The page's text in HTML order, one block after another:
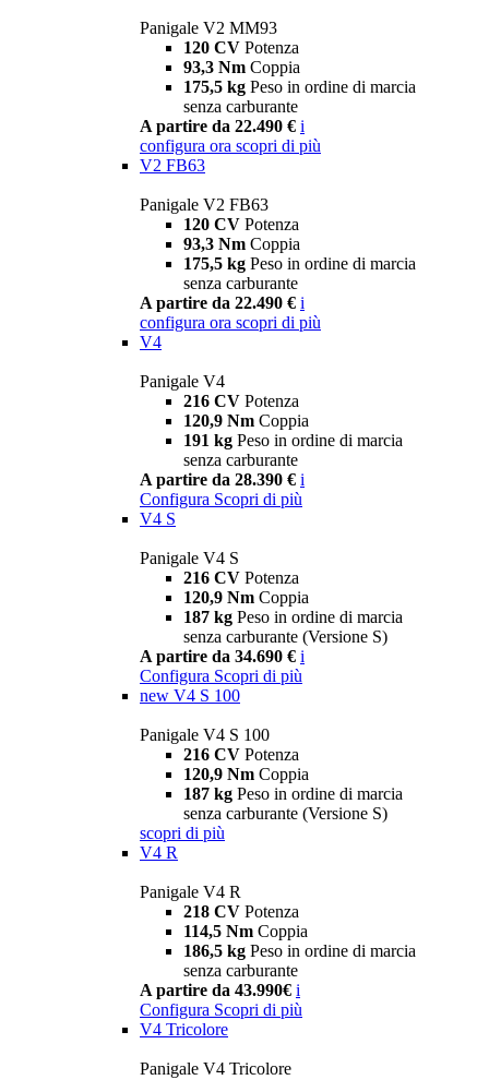
Panigale V2 MM93
120 CV Potenza
93,3 Nm Coppia
175,5 kg Peso in ordine di marcia
senza carburante
A partire da 22.490 € i
configura ora scopri di più
V2 FB63
Panigale V2 FB63
120 CV Potenza
93,3 Nm Coppia
175,5 kg Peso in ordine di marcia
senza carburante
A partire da 22.490 € i
configura ora scopri di più
V4
Panigale V4
216 CV Potenza
120,9 Nm Coppia
191 kg Peso in ordine di marcia
senza carburante
A partire da 28.390 € i
Configura Scopri di più
V4 S
Panigale V4 S
216 CV Potenza
120,9 Nm Coppia
187 kg Peso in ordine di marcia
senza carburante (Versione S)
A partire da 34.690 € i
Configura Scopri di più
new V4 S 100
Panigale V4 S 100
216 CV Potenza
120,9 Nm Coppia
187 kg Peso in ordine di marcia
senza carburante (Versione S)
scopri di più
V4 R
Panigale V4 R
218 CV Potenza
114,5 Nm Coppia
186,5 kg Peso in ordine di marcia
senza carburante
A partire da 43.990€ i
Configura Scopri di più
V4 Tricolore
Panigale V4 Tricolore